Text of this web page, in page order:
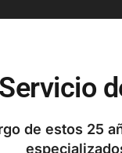
Servicio
de estos 25